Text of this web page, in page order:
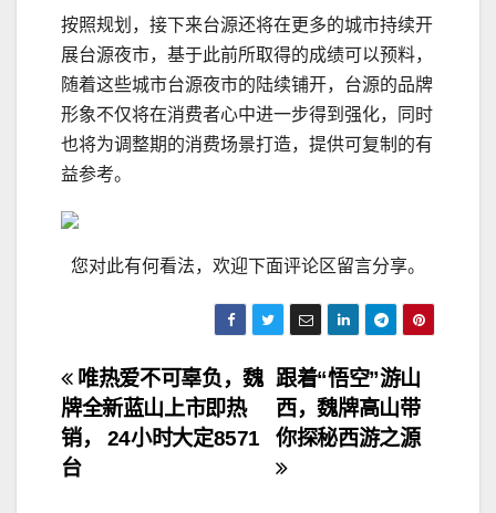
按照规划，接下来台源还将在更多的城市持续开
展台源夜市，基于此前所取得的成绩可以预料，
随着这些城市台源夜市的陆续铺开，台源的品牌
形象不仅将在消费者心中进一步得到强化，同时
也将为调整期的消费场景打造，提供可复制的有
益参考。
您对此有何看法，欢迎下面评论区留言分享。
文
章
导
跟着“悟空”游山
西，魏牌高山带
你探秘西游之源
唯热爱不可辜负，魏
牌全新蓝山上市即热
销， 24小时大定8571
台